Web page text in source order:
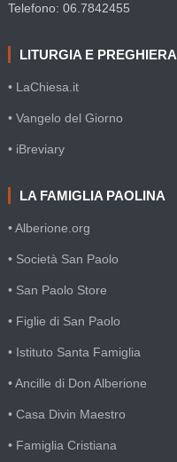
Telefono: 06.7842455
LITURGIA E PREGHIERA
• LaChiesa.it
• Vangelo del Giorno
• iBreviary
LA FAMIGLIA PAOLINA
• Alberione.org
• Società San Paolo
• San Paolo Store
• Figlie di San Paolo
• Istituto Santa Famiglia
• Ancille di Don Alberione
• Casa Divin Maestro
• Famiglia Cristiana